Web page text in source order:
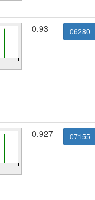
0.93 06280
0.927 07155